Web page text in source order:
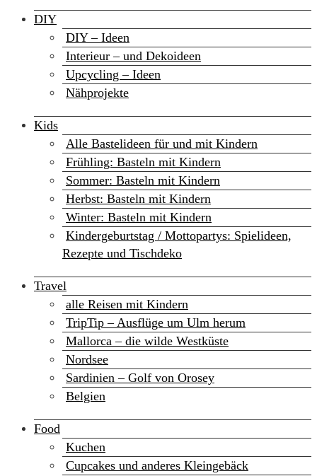
DIY
DIY – Ideen
Interieur – und Dekoideen
Upcycling – Ideen
Nähprojekte
Kids
Alle Bastelideen für und mit Kindern
Frühling: Basteln mit Kindern
Sommer: Basteln mit Kindern
Herbst: Basteln mit Kindern
Winter: Basteln mit Kindern
Kindergeburtstag / Mottopartys: Spielideen,
Rezepte und Tischdeko
Travel
alle Reisen mit Kindern
TripTip – Ausflüge um Ulm herum
Mallorca – die wilde Westküste
Nordsee
Sardinien – Golf von Orosey
Belgien
Food
Kuchen
Cupcakes und anderes Kleingebäck